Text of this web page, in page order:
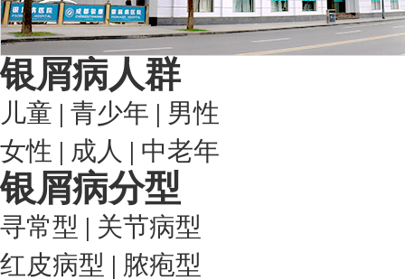
银屑病人群
儿童 | 青少年 | 男性
女性 | 成人 | 中老年
银屑病分型
寻常型 | 关节病型
红皮病型 | 脓疱型